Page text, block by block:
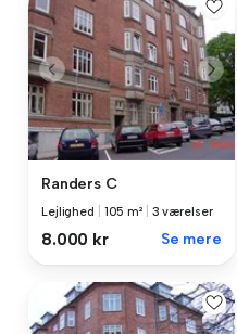
Randers C
Lejlighed 105 m² 3 værelser
8.000 kr Se mere